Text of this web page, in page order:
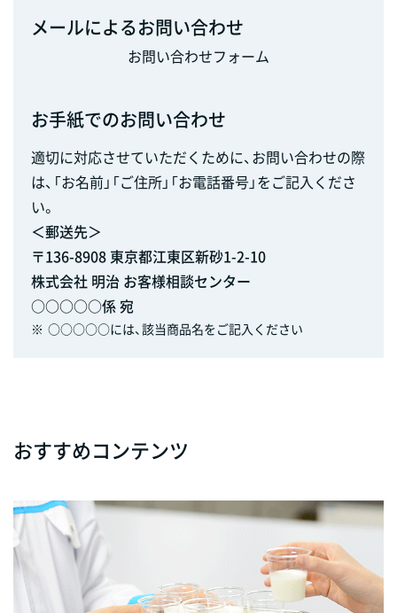
メールによるお問い合わせ
お問い合わせフォーム
お手紙でのお問い合わせ
適切に対応させていただくために、お問い合わせの際
は、「お名前」「ご住所」「お電話番号」をご記入くださ
い。
＜郵送先＞
〒136-8908 東京都江東区新砂1-2-10
株式会社 明治 お客様相談センター
○○○○○係 宛
※ ○○○○○には、該当商品名をご記入ください
おすすめコンテンツ